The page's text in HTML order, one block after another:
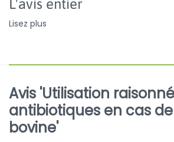
L'avis entier
Lisez plus
Avis 'Utilisation
antibiotiques en cas
bovine'